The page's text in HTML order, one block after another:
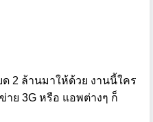
2 ล้านมาให้ด้วย งานนี้ใคร
าย 3G หรือ แอพต่างๆ ก็